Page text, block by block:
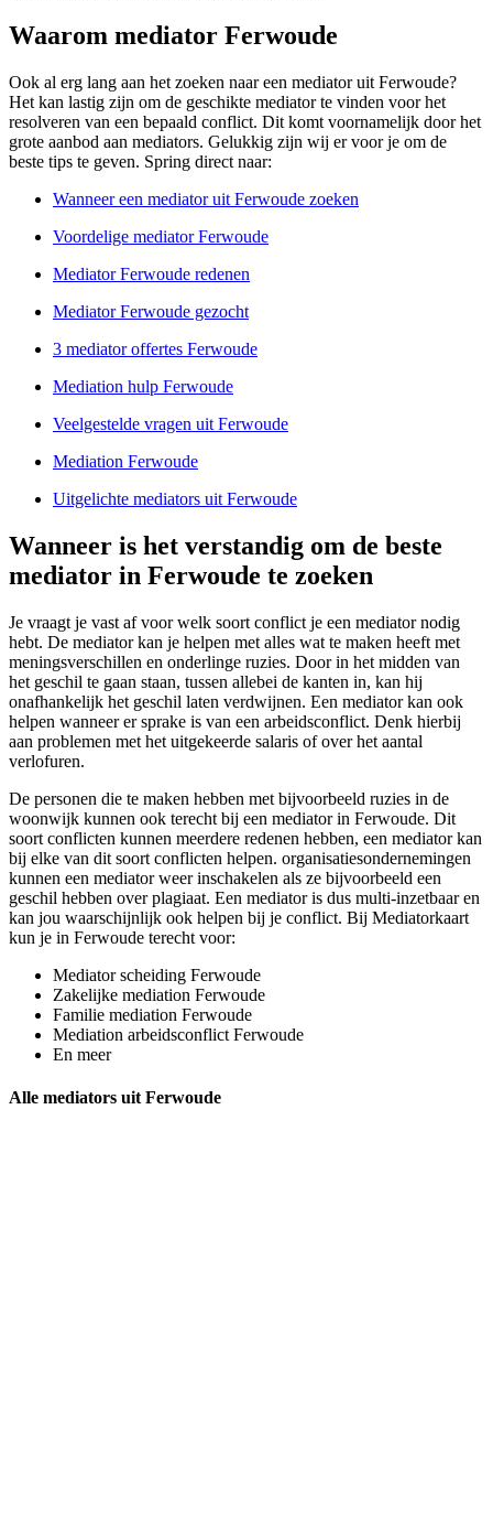
Waarom mediator Ferwoude
Ook al erg lang aan het zoeken naar een mediator uit Ferwoude?
Het kan lastig zijn om de geschikte mediator te vinden voor het
resolveren van een bepaald conflict. Dit komt voornamelijk door het
grote aanbod aan mediators. Gelukkig zijn wij er voor je om de
beste tips te geven. Spring direct naar:
Wanneer een mediator uit Ferwoude zoeken
Voordelige mediator Ferwoude
Mediator Ferwoude redenen
Mediator Ferwoude gezocht
3 mediator offertes Ferwoude
Mediation hulp Ferwoude
Veelgestelde vragen uit Ferwoude
Mediation Ferwoude
Uitgelichte mediators uit Ferwoude
Wanneer is het verstandig om de beste
mediator in Ferwoude te zoeken
Je vraagt je vast af voor welk soort conflict je een mediator nodig
hebt. De mediator kan je helpen met alles wat te maken heeft met
meningsverschillen en onderlinge ruzies. Door in het midden van
het geschil te gaan staan, tussen allebei de kanten in, kan hij
onafhankelijk het geschil laten verdwijnen. Een mediator kan ook
helpen wanneer er sprake is van een arbeidsconflict. Denk hierbij
aan problemen met het uitgekeerde salaris of over het aantal
verlofuren.
De personen die te maken hebben met bijvoorbeeld ruzies in de
woonwijk kunnen ook terecht bij een mediator in Ferwoude. Dit
soort conflicten kunnen meerdere redenen hebben, een mediator kan
bij elke van dit soort conflicten helpen. organisatiesondernemingen
kunnen een mediator weer inschakelen als ze bijvoorbeeld een
geschil hebben over plagiaat. Een mediator is dus multi-inzetbaar en
kan jou waarschijnlijk ook helpen bij je conflict. Bij Mediatorkaart
kun je in Ferwoude terecht voor:
Mediator scheiding Ferwoude
Zakelijke mediation Ferwoude
Familie mediation Ferwoude
Mediation arbeidsconflict Ferwoude
En meer
Alle mediators uit Ferwoude